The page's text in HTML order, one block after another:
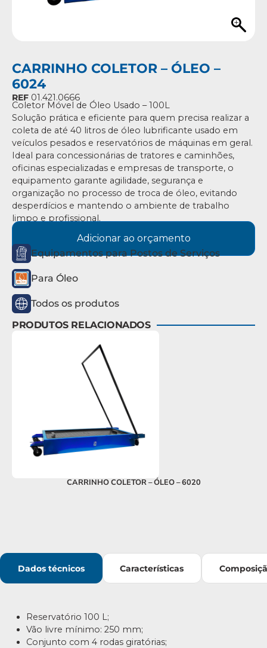
CARRINHO COLETOR – ÓLEO –
6024
REF 01.421.0666
Coletor Móvel de Óleo Usado – 100L
Solução prática e eficiente para quem precisa realizar a
coleta de até 40 litros de óleo lubrificante usado em
veículos pesados e reservatórios de máquinas em geral.
Ideal para concessionárias de tratores e caminhões,
oficinas especializadas e empresas de transporte, o
equipamento garante agilidade, segurança e
organização no processo de troca de óleo, evitando
desperdícios e mantendo o ambiente de trabalho
limpo e profissional.
Adicionar ao orçamento
Equipamentos para Postos de Serviços
Para Óleo
Todos os produtos
PRODUTOS RELACIONADOS
CARRINHO COLETOR – ÓLEO – 6020
Dados técnicos Características
Reservatório 100 L;
Vão livre mínimo: 250 mm;
Conjunto com 4 rodas giratórias;